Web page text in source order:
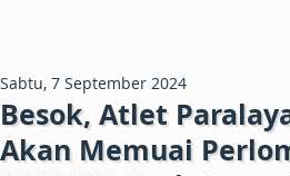
Sabtu, 7 September 2024
Besok, Atlet
Akan Memuai